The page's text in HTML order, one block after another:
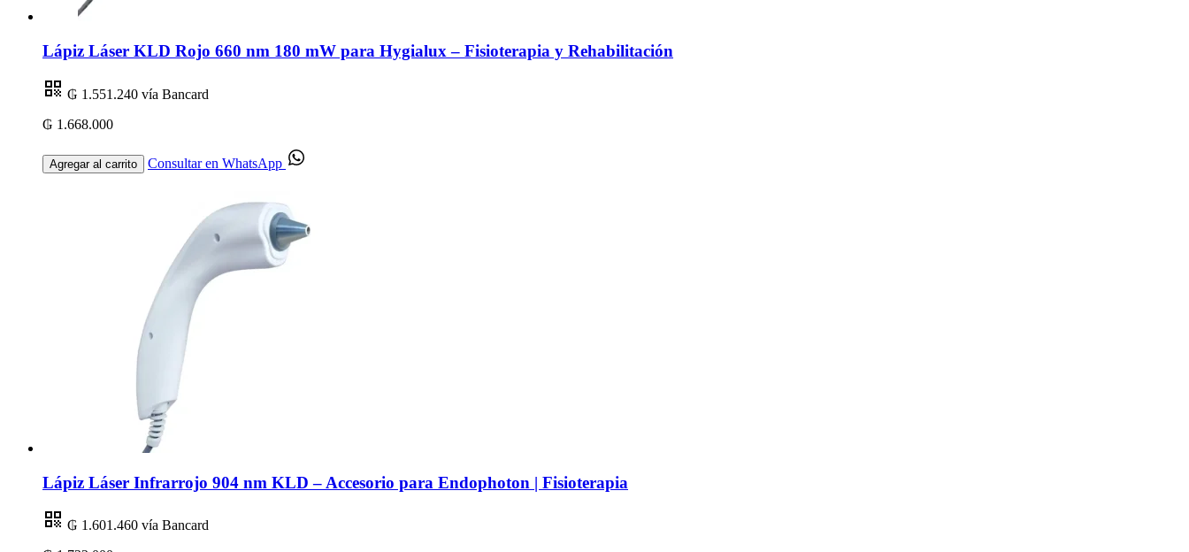
Lápiz Láser KLD Rojo 660 nm 180 mW para Hygialux – Fisioterapia y Rehabilitación
₲ 1.551.240 vía Bancard
₲ 1.668.000
Agregar al carrito Consultar en WhatsApp
Lápiz Láser Infrarrojo 904 nm KLD – Accesorio para Endophoton | Fisioterapia
₲ 1.601.460 vía Bancard